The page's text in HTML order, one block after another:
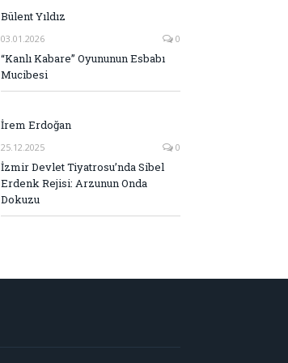
Bülent Yıldız
03.01.2026 0
“Kanlı Kabare” Oyununun Esbabı
Mucibesi
İrem Erdoğan
25.12.2025 0
İzmir Devlet Tiyatrosu’nda Sibel
Erdenk Rejisi: Arzunun Onda
Dokuzu